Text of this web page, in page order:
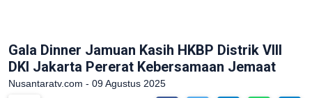
Gala Dinner Jamuan Kasih HKBP Distrik VIII
DKI Jakarta Pererat Kebersamaan Jemaat
Nusantaratv.com - 09 Agustus 2025